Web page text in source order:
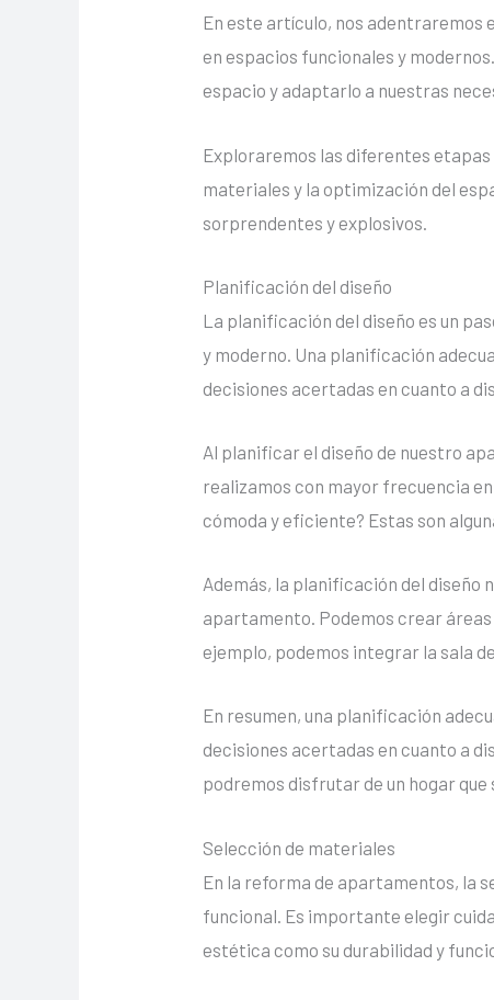
En este artículo, nos
en espacios funcionales y
espacio y adaptarlo a nuestras
Exploraremos las diferentes
materiales y la optimización del
sorprendentes y explosivos.
Planificación del diseño
La planificación del diseño es un
y moderno. Una planificación
decisiones acertadas en cuanto a
Al planificar el diseño de nuestro
realizamos con mayor frecuencia
cómoda y eficiente? Estas son
Además, la planificación del diseño
apartamento. Podemos crear
ejemplo, podemos integrar la sala
En resumen, una planificación
decisiones acertadas en cuanto a
podremos disfrutar de un hogar
Selección de materiales
En la reforma de apartamentos, la
funcional. Es importante elegir
estética como su durabilidad y